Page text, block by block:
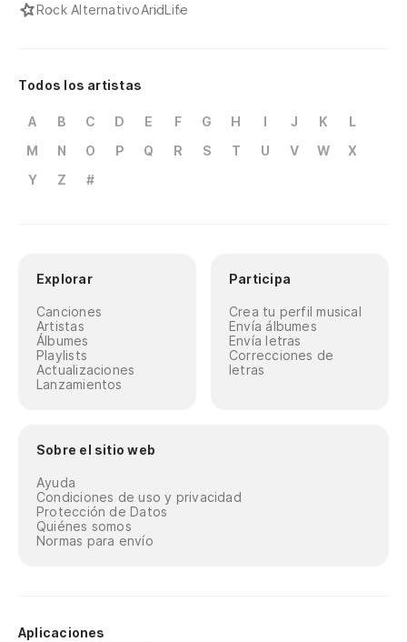
Rock AlternativoAridLife
Todos los artistas
A B C D E F G H I J K
L
M
N O P Q R S T U V W
X
Y
Z #
Explorar
Canciones
Artistas
Álbumes
Playlists
Actualizaciones
Lanzamientos
Participa
Crea tu perfil musical
Envía álbumes
Envía letras
Correcciones de
letras
Sobre el sitio web
Ayuda
Condiciones de uso y privacidad
Protección de Datos
Quiénes somos
Normas para envío
Aplicaciones